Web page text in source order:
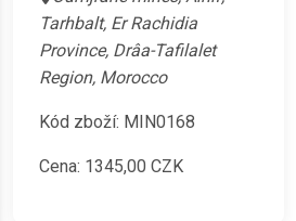
Tarhbalt, Er Rachidia
Province, Drâa-Tafilalet
Region, Morocco
Kód zboží: MIN0168
Cena: 1345,00 CZK